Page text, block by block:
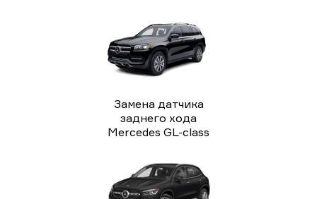
Замена датчика
заднего хода
Mercedes GL-class